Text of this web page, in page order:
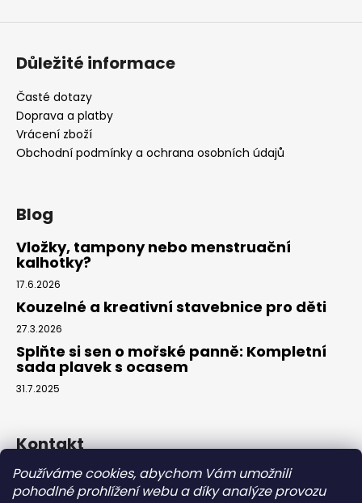
Používáme cookies, abychom Vám umožnili
pohodlné prohlížení webu a díky analýze provozu
Důležité informace
Časté dotazy
Doprava a platby
Vrácení zboží
Obchodní podmínky a ochrana osobních údajů
Blog
Vložky, tampony nebo menstruační
kalhotky?
17.6.2026
Kouzelné a kreativní stavebnice pro děti
27.3.2026
Splňte si sen o mořské panně: Kompletní
sada plavek s ocasem
31.7.2025
Kontakt
info@eparuky.cz
+420 734 459 045